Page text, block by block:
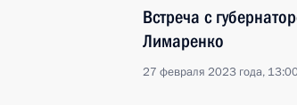
Встреча с
Лимаренко
27 февраля 2023 года,